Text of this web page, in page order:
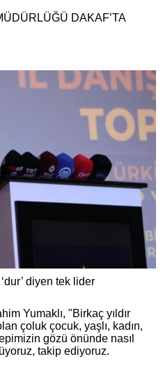
DAKAF’TA
diyen tek lider
Yumaklı, "Birkaç yıldır
çoluk çocuk, yaşlı, kadın,
gözü önünde nasıl
takip ediyoruz.